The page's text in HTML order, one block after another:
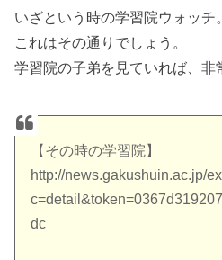
いざという時の学習院ウォッチ。
これはその通りでしょう。
学習院の子弟を見ていれば、非
【その時の学習院】
http://news.gakushuin.ac.jp/
dc